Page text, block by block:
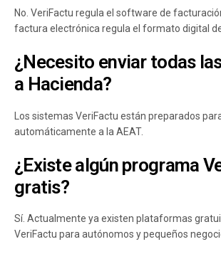
No. VeriFactu regula el software de
factura electrónica regula el formato digital
¿Necesito enviar todas
a Hacienda?
Los sistemas VeriFactu están preparados
automáticamente a la AEAT.
¿Existe algún programa
gratis?
Sí. Actualmente ya existen plataformas
VeriFactu para autónomos y pequeños